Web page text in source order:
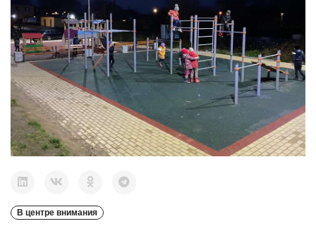
В центре внимания